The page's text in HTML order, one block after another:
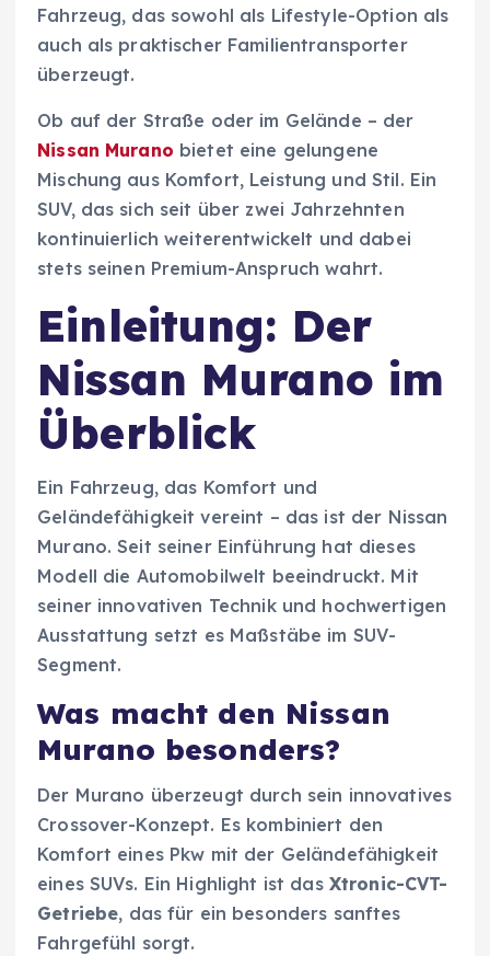
Fahrzeug, das sowohl als Lifestyle-Option als
auch als praktischer Familientransporter
überzeugt.
Ob auf der Straße oder im Gelände – der
Nissan Murano bietet eine gelungene
Mischung aus Komfort, Leistung und Stil. Ein
SUV, das sich seit über zwei Jahrzehnten
kontinuierlich weiterentwickelt und dabei
stets seinen Premium-Anspruch wahrt.
Einleitung: Der
Nissan Murano im
Überblick
Ein Fahrzeug, das Komfort und
Geländefähigkeit vereint – das ist der Nissan
Murano. Seit seiner Einführung hat dieses
Modell die Automobilwelt beeindruckt. Mit
seiner innovativen Technik und hochwertigen
Ausstattung setzt es Maßstäbe im SUV-
Segment.
Was macht den Nissan
Murano besonders?
Der Murano überzeugt durch sein innovatives
Crossover-Konzept. Es kombiniert den
Komfort eines Pkw mit der Geländefähigkeit
eines SUVs. Ein Highlight ist das Xtronic-CVT-
Getriebe, das für ein besonders sanftes
Fahrgefühl sorgt.